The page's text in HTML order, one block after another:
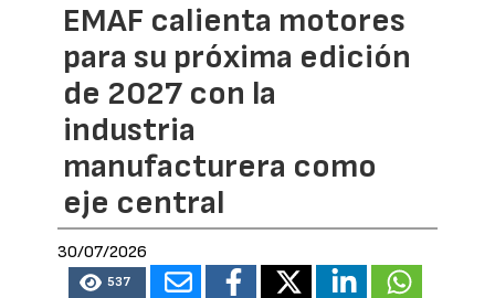
EMAF calienta motores
para su próxima edición
de 2027 con la
industria
manufacturera como
eje central
30/07/2026
537